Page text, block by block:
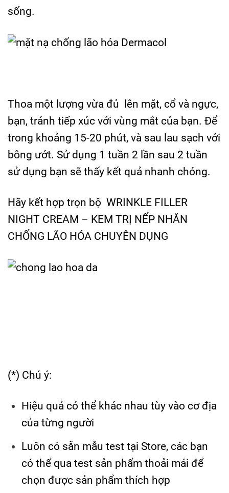
sống.
Thoa một lượng vừa đủ lên mặt, cổ và ngực,
bạn, tránh tiếp xúc với vùng mắt của bạn. Để
trong khoảng 15-20 phút, và sau lau sạch với
bông ướt. Sử dụng 1 tuần 2 lần sau 2 tuần
sử dụng bạn sẽ thấy kết quả nhanh chóng.
Hãy kết hợp trọn bộ WRINKLE FILLER
NIGHT CREAM – KEM TRỊ NẾP NHĂN
CHỐNG LÃO HÓA CHUYÊN DỤNG
(*) Chú ý:
Hiệu quả có thể khác nhau tùy vào cơ địa
của từng người
Luôn có sẵn mẫu test tại Store, các bạn
có thể qua test sản phẩm thoải mái để
chọn được sản phẩm thích hợp